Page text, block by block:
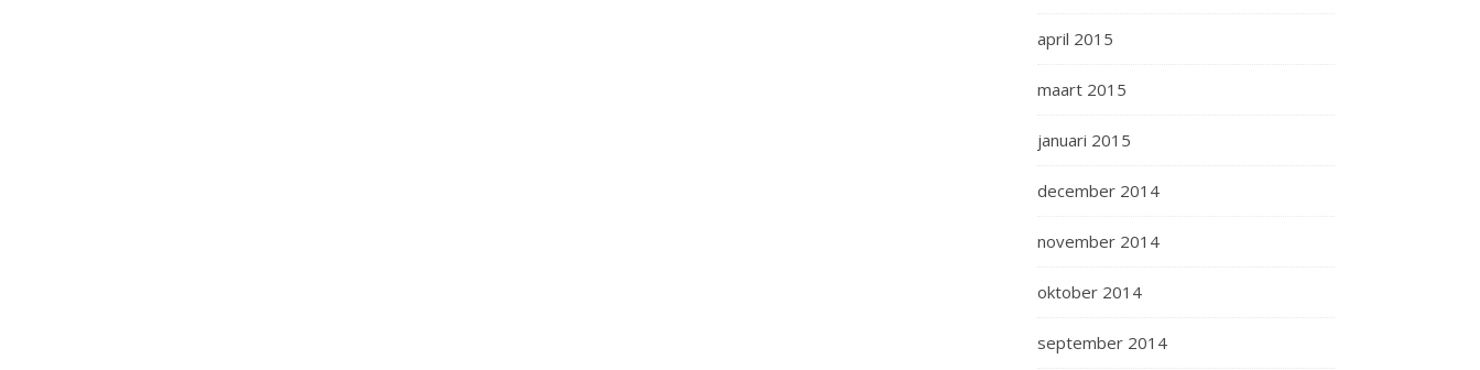
april 2015
maart 2015
januari 2015
december 2014
november 2014
oktober 2014
september 2014